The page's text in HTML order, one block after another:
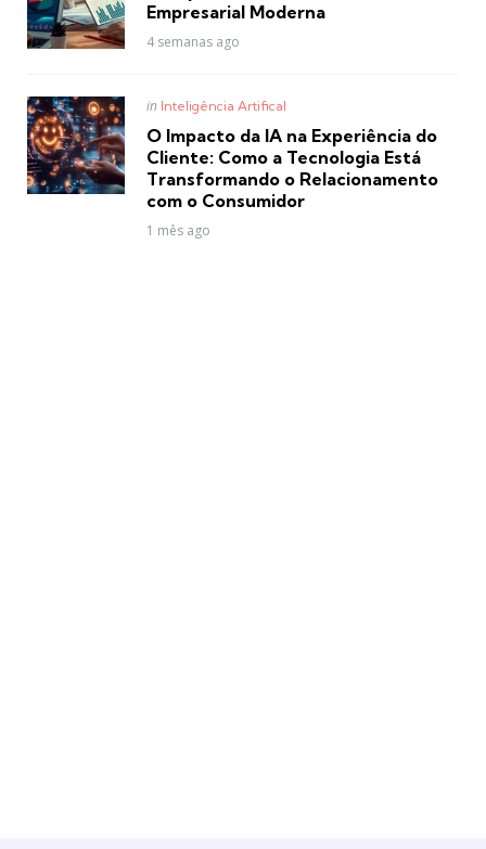
Empresarial Moderna
4 semanas ago
Posted
in Inteligência Artifical
O Impacto da IA na Experiência do
Cliente: Como a Tecnologia Está
Transformando o Relacionamento
com o Consumidor
1 mês ago